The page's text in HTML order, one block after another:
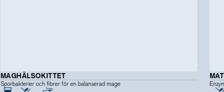
MAGHÄLSOKITTET
Sporbakterier och fibrer för en balanserad mage